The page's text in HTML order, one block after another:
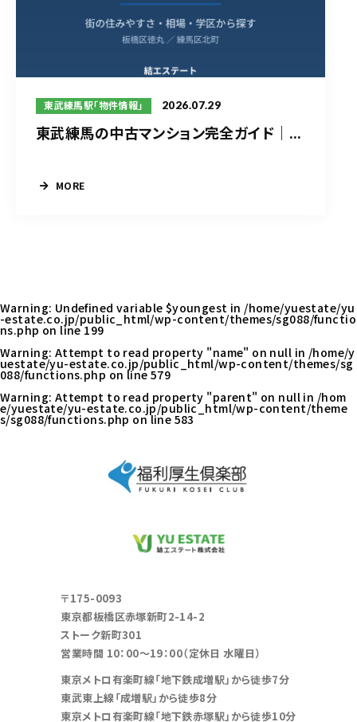
東武練馬駅「物件情報」 2026.07.29
東武練馬の中古マンション完全ガイド｜...
MORE
Warning: Undefined variable $youngest in /home/yuestate/yu
-estate.co.jp/public_html/wp-content/themes/sg088/functio
ns.php on line199
Warning: Attempt to read property "name" on null in /home/y
uestate/yu-estate.co.jp/public_html/wp-content/themes/sg
088/functions.php on line 579
Warning: Attempt to read property "parent" on null in /hom
e/yuestate/yu-estate.co.jp/public_html/wp-content/theme
s/sg088/functions.php on line 583
〒175-0093
東京都板橋区赤塚新町2-14-2
ストーク新町301
営業時間 10：00～19：00（定休日 水曜日）
東京メトロ有楽町線「地下鉄成増駅」から徒歩7分
東武東上線「成増駅」から徒歩8分
東京メトロ有楽町線「地下鉄赤塚駅」から徒歩10分